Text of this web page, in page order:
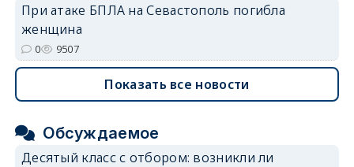
При атаке БПЛА на Севастополь погибла
женщина
0 9507
Показать все новости
Обсуждаемое
Десятый класс с отбором: возникли ли